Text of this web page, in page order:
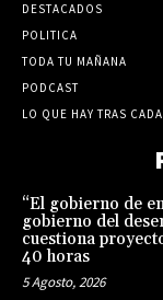
DESTACADOS
POLITICA
TODA TU MAÑANA
PODCAST
LO QUE HAY TRAS
“El gobierno de
gobierno del
cuestiona
40 horas
5 Agosto, 2026